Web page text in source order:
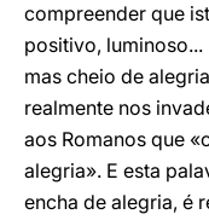
compreender que
positivo, luminoso...
mas cheio de
realmente nos
aos Romanos que
alegria». E esta
encha de alegria, é